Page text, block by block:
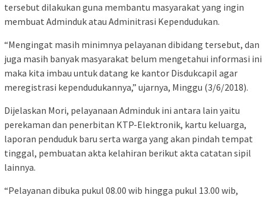
tersebut dilakukan guna membantu masyarakat yang ingin
membuat Adminduk atau Adminitrasi Kependudukan.
“Mengingat masih minimnya pelayanan dibidang tersebut, dan
juga masih banyak masyarakat belum mengetahui informasi ini
maka kita imbau untuk datang ke kantor Disdukcapil agar
meregistrasi kependudukannya,” ujarnya, Minggu (3/6/2018).
Dijelaskan Mori, pelayanaan Adminduk ini antara lain yaitu
perekaman dan penerbitan KTP-Elektronik, kartu keluarga,
laporan penduduk baru serta warga yang akan pindah tempat
tinggal, pembuatan akta kelahiran berikut akta catatan sipil
lainnya.
“Pelayanan dibuka pukul 08.00 wib hingga pukul 13.00 wib,